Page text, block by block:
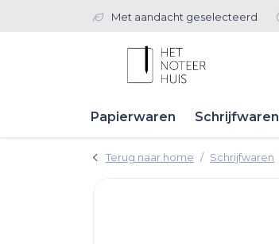
Met aandacht geselecteerd
Papierwaren Schrijfwaren
Terug naar home Schrijfwaren